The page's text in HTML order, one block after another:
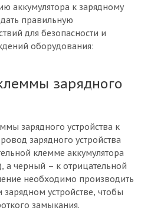
аккумулятора к зарядному
правильную
для безопасности и
оборудования:
зарядного
зарядного устройства к
зарядного устройства
клемме аккумулятора
а черный – к отрицательной
необходимо производить
устройстве, чтобы
замыкания.